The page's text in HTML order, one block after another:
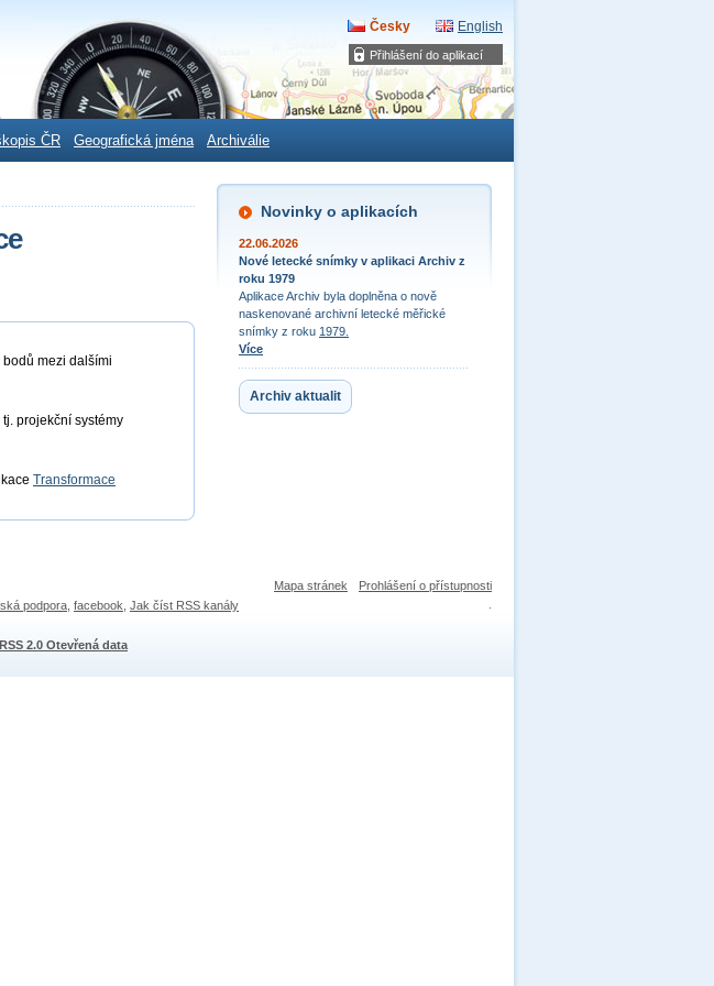
Přihlášení do aplikací
Česky English
ČR Geografická jména Archiválie
Novinky o aplikacích
22.06.2026
Nové letecké snímky v aplikaci Archiv z
roku 1979
Aplikace Archiv byla doplněna o nově
naskenované archivní letecké měřické
snímky z roku 1979.
Více
Archiv aktualit
mezi dalšími
projekční systémy
Transformace
Mapa stránek Prohlášení o přístupnosti
podpora facebook Jak číst RSS kanály
RSS 2.0 Otevřená data